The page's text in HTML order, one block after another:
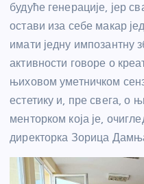
будуће генерације, јер
остави иза себе макар
имати једну импозантну
активности говоре о
њиховом уметничком
естетику и, пре свега, о
менторком која је,
директорка Зорица